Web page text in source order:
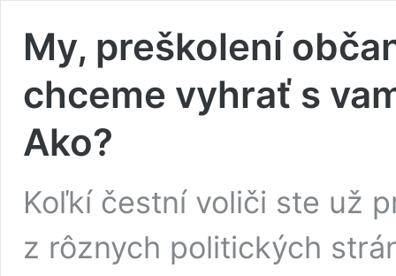
My, preškolení
chceme vyhrať s
Ako?
Koľkí čestní voliči ste už
z rôznych politických